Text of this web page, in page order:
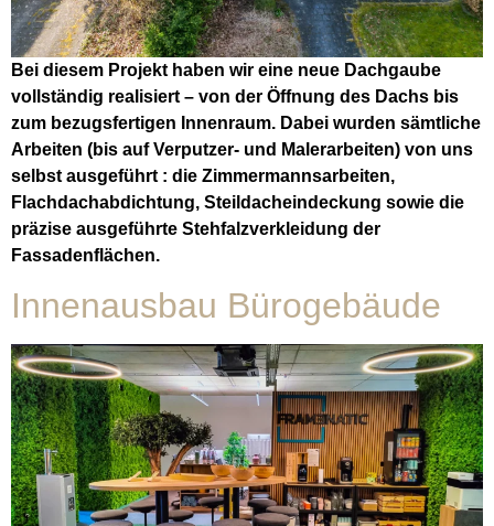
Bei diesem Projekt haben wir eine neue Dachgaube
vollständig realisiert – von der Öffnung des Dachs bis
zum bezugsfertigen Innenraum. Dabei wurden sämtliche
Arbeiten (bis auf Verputzer- und Malerarbeiten) von uns
selbst ausgeführt : die Zimmermannsarbeiten,
Flachdachabdichtung, Steildacheindeckung sowie die
präzise ausgeführte Stehfalzverkleidung der
Fassadenflächen.
Innenausbau Bürogebäude